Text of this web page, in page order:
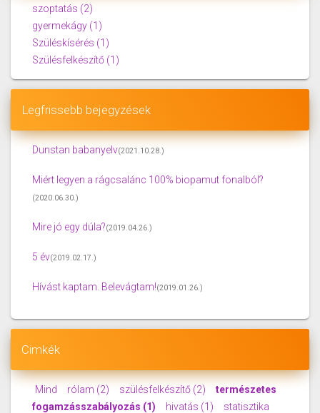
szoptatás (2)
gyermekágy (1)
Szüléskísérés (1)
Szülésfelkészítő (1)
Legfrissebb bejegyzések
Dunstan babanyelv(2021.10.28.)
Miért legyen a rágcsalánc 100% biopamut fonalból?
(2020.06.30.)
Mire jó egy dúla?(2019.04.26.)
5 év(2019.02.17.)
Hívást kaptam. Belevágtam!(2019.01.26.)
Cimkék
Mind rólam (2) szülésfelkészítő (2)
természetes
fogamzásszabályozás (1) hivatás (1)
statisztika